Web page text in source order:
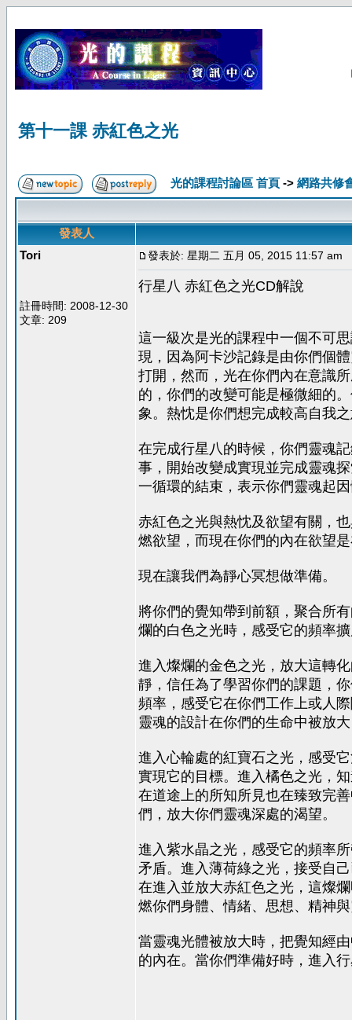
第十一課 赤紅色之光
光的課程討論區 首頁 -> 網路共修
發表人
Tori
註冊時間: 2008-12-30
文章: 209
發表於: 星期二 五月 05, 2015 11:57 am
行星八 赤紅色之光CD解說
這一級次是光的課程中一個不可
現，因為阿卡沙記錄是由你們個
打開，然而，光在你們內在意識
的，你們的改變可能是極微細的
象。熱忱是你們想完成較高自我
在完成行星八的時候，你們靈魂
事，開始改變成實現並完成靈魂
一循環的結束，表示你們靈魂起
赤紅色之光與熱忱及欲望有關，
燃欲望，而現在你們的內在欲望
現在讓我們為靜心冥想做準備。
將你們的覺知帶到前額，聚合所
爛的白色之光時，感受它的頻率
進入燦爛的金色之光，放大這轉
靜，信任為了學習你們的課題，
頻率，感受它在你們工作上或人
靈魂的設計在你們的生命中被放
進入心輪處的紅寶石之光，感受
實現它的目標。進入橘色之光，
在道途上的所知所見也在臻致完
們，放大你們靈魂深處的渴望。
進入紫水晶之光，感受它的頻率
矛盾。進入薄荷綠之光，接受自
在進入並放大赤紅色之光，這燦
燃你們身體、情緒、思想、精神
當靈魂光體被放大時，把覺知經
的內在。當你們準備好時，進入